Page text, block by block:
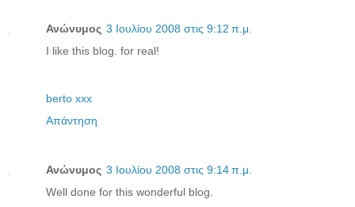
Ανώνυμος 3 Ιουλίου 2008 στις 9:12 π.μ.
I like this blog. for real!
berto xxx
Απάντηση
Ανώνυμος 3 Ιουλίου 2008 στις 9:14 π.μ.
Well done for this wonderful blog.